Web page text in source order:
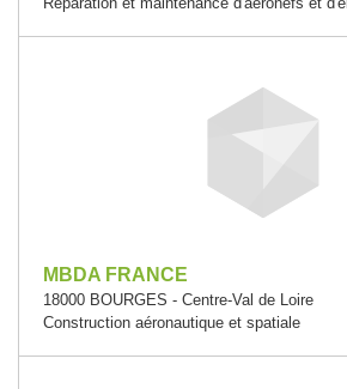
MBDA FRANCE
18000 BOURGES - Centre-Val de Loire
Construction aéronautique et spatiale